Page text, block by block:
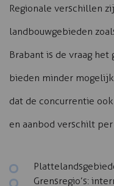
Regionale verschillen
landbouwgebieden
Brabant is de vraag
bieden minder
dat de concurrentie
en aanbod verschilt
Grensregio’s: